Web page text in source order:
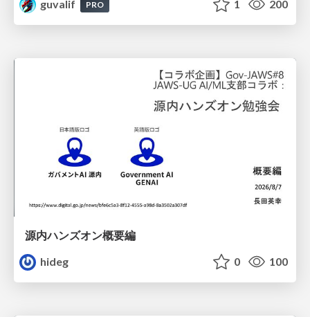
guvalif
PRO 1 200
源内ハンズオン概要編
hideg
0 100